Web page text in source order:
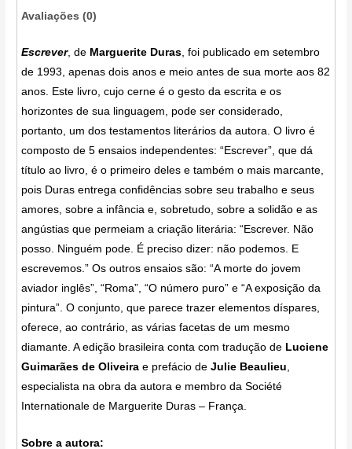
Avaliações (0)
Escrever, de Marguerite Duras , foi publicado em setembro
de 1993, apenas dois anos e meio antes de sua morte aos 82
anos. Este livro, cujo cerne é o gesto da escrita e os
horizontes de sua linguagem, pode ser considerado,
portanto, um dos testamentos literários da autora. O livro é
composto de 5 ensaios independentes: “Escrever”, que dá
título ao livro, é o primeiro deles e também o mais marcante,
pois Duras entrega confidências sobre seu trabalho e seus
amores, sobre a infância e, sobretudo, sobre a solidão e as
angústias que permeiam a criação literária: “Escrever. Não
posso. Ninguém pode. É preciso dizer: não podemos. E
escrevemos.” Os outros ensaios são: “A morte do jovem
aviador inglês”, “Roma”, “O número puro” e “A exposição da
pintura”. O conjunto, que parece trazer elementos díspares,
oferece, ao contrário, as várias facetas de um mesmo
diamante. A edição brasileira conta com tradução de Luciene
Guimarães de Oliveira e prefácio deJulie Beaulieu
especialista na obra da autora e membro da Société
Internationale de Marguerite Duras – França.
Sobre a autora: